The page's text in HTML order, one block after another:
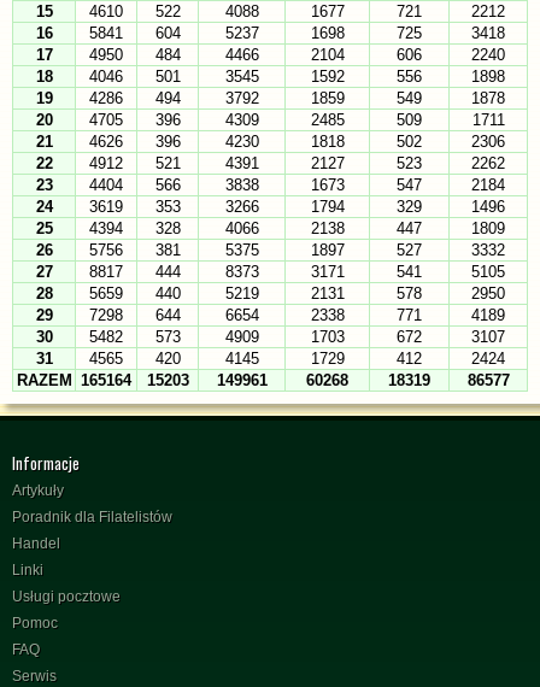
15
4610 522 4088 1677 721
2212
16
5841 604 5237 1698 725
3418
17
4950 484 4466 2104 606
2240
18
4046 501 3545 1592 556
1898
19
4286 494 3792 1859 549
1878
20
4705 396 4309 2485 509
1711
21
4626 396 4230 1818 502
2306
22
4912 521 4391 2127 523
2262
23
4404 566 3838 1673 547
2184
24
3619 353 3266 1794 329
1496
25
4394 328 4066 2138 447
1809
26
5756 381 5375 1897 527
3332
27
8817 444 8373 3171 541
5105
28
5659 440 5219 2131 578
2950
29
7298 644 6654 2338 771
4189
30
5482 573 4909 1703 672
3107
31
4565 420 4145 1729 412
2424
RAZEM 165164 15203 149961 60268 18319 86577
Informacje
Artykuły
Poradnik dla Filatelistów
Handel
Linki
Usługi pocztowe
Pomoc
FAQ
Serwis